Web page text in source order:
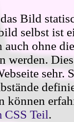
Bild
selbst ist
ohne
werden.
sehr.
können
Teil.